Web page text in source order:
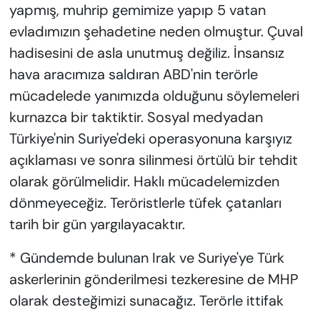
yapmış, muhrip gemimize yapıp 5 vatan
evladımızın şehadetine neden olmuştur. Çuval
hadisesini de asla unutmuş değiliz. İnsansız
hava aracımıza saldıran ABD'nin terörle
mücadelede yanımızda olduğunu söylemeleri
kurnazca bir taktiktir. Sosyal medyadan
Türkiye'nin Suriye'deki operasyonuna karşıyız
açıklaması ve sonra silinmesi örtülü bir tehdit
olarak görülmelidir. Haklı mücadelemizden
dönmeyeceğiz. Teröristlerle tüfek çatanları
tarih bir gün yargılayacaktır.
* Gündemde bulunan Irak ve Suriye'ye Türk
askerlerinin gönderilmesi tezkeresine de MHP
olarak desteğimizi sunacağız. Terörle ittifak